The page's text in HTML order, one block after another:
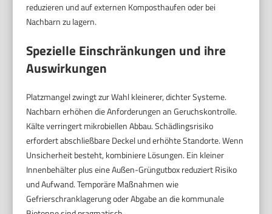
reduzieren und auf externen Komposthaufen oder bei
Nachbarn zu lagern.
Spezielle Einschränkungen und ihre
Auswirkungen
Platzmangel zwingt zur Wahl kleinerer, dichter Systeme.
Nachbarn erhöhen die Anforderungen an Geruchskontrolle.
Kälte verringert mikrobiellen Abbau. Schädlingsrisiko
erfordert abschließbare Deckel und erhöhte Standorte. Wenn
Unsicherheit besteht, kombiniere Lösungen. Ein kleiner
Innenbehälter plus eine Außen-Grüngutbox reduziert Risiko
und Aufwand. Temporäre Maßnahmen wie
Gefrierschranklagerung oder Abgabe an die kommunale